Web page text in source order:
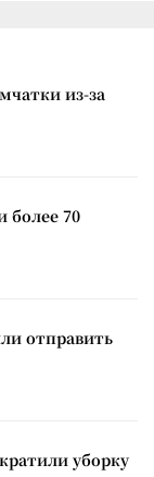
из-за
более 70
отправить
уборку